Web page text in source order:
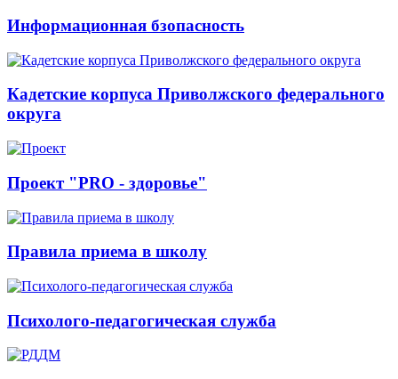
Информационная бзопасность
Кадетские корпуса Приволжского федерального
округа
Проект "PRO - здоровье"
Правила приема в школу
Психолого-педагогическая служба